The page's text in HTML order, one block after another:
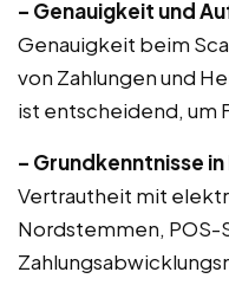
– Genauigkeit und
Genauigkeit beim
von Zahlungen und
ist entscheidend, um
– Grundkenntnisse
Vertrautheit mit
Nordstemmen, POS-